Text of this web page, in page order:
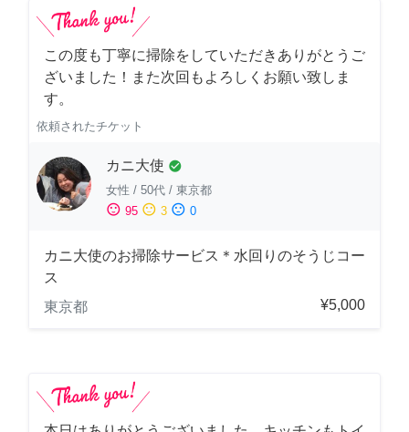
この度も丁寧に掃除をしていただきありがとうご
ざいました！また次回もよろしくお願い致しま
す。
依頼されたチケット
カニ大使 check_circle
女性 / 50代 / 東京都
sentiment_satisfied 95 sentiment_neutral 3 sentiment_dissatisfied 0
カニ大使のお掃除サービス＊水回りのそうじコー
ス
東京都
¥5,000